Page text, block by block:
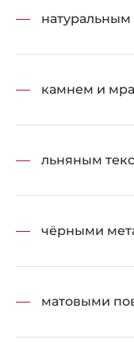
камнем и
льняным
чёрными
матовыми